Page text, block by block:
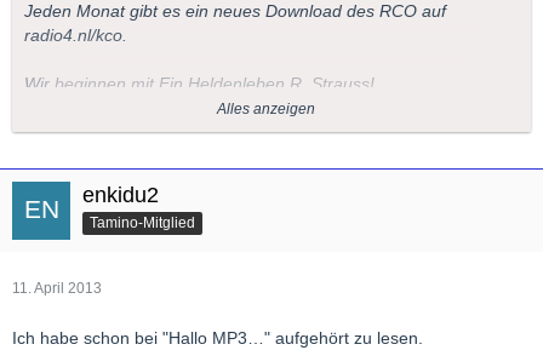
Jeden Monat gibt es ein neues Download des RCO auf
radio4.nl/kco.
Wir beginnen mit Ein Heldenleben R. Strauss!
Der erste Download, Ein Heldenleben von Richard Strauss, ist
Bis November, wird es jeden Monat eine zusätzliche Download,
Geschenk von Radio 4, der AVRO und dem Royal
Jubiläums des Orchesters im Jahr 2013 sein.
Alles anzeigen
enkidu2
Tamino-Mitglied
11. April 2013
Ich habe schon bei "Hallo MP3…" aufgehört zu lesen.